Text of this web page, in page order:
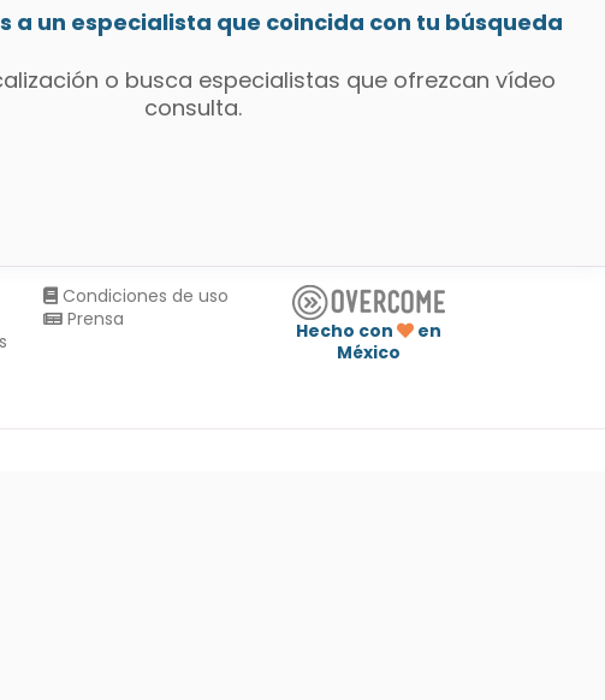
a un especialista que coincida con tu búsqueda
o busca especialistas que ofrezcan vídeo
consulta.
Condiciones de uso
Prensa
Hecho con
en
México